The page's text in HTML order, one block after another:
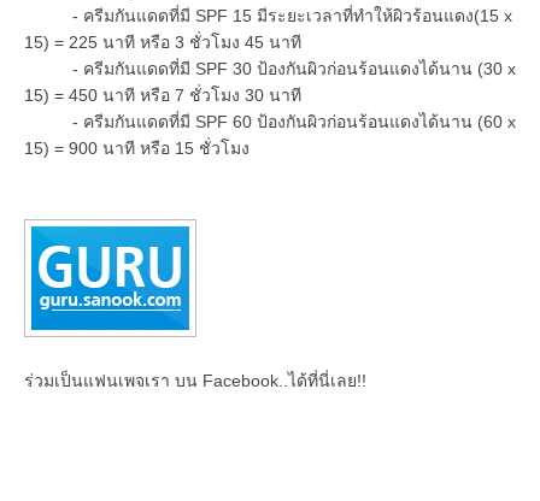
- ครีมกันแดดที่มี SPF 15 มีระยะเวลาที่ทำให้ผิวร้อนแดง(15 x
15) = 225 นาที หรือ 3 ชั่วโมง 45 นาที
- ครีมกันแดดที่มี SPF 30 ป้องกันผิวก่อนร้อนแดงได้นาน (30 x
15) = 450 นาที หรือ 7 ชั่วโมง 30 นาที
- ครีมกันแดดที่มี SPF 60 ป้องกันผิวก่อนร้อนแดงได้นาน (60 x
15) = 900 นาที หรือ 15 ชั่วโมง
ร่วมเป็นแฟนเพจเรา บน Facebook..ได้ที่นี่เลย!!